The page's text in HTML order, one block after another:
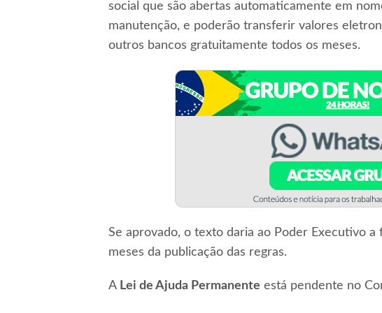
social que são abertas automaticamente em
manutenção, e poderão transferir valores
outros bancos gratuitamente todos os meses.
Se aprovado, o texto daria ao Poder Executivo
meses da publicação das regras.
A Lei de Ajuda Permanente está pendente no